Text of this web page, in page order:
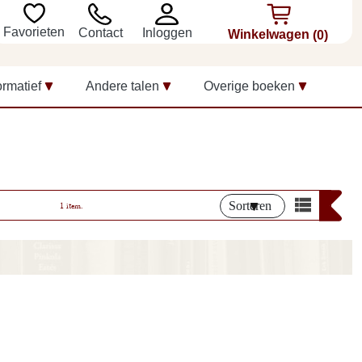
Favorieten Contact Inloggen Winkelwagen (0)
Andere talen Overige boeken
1 item. Sorteren